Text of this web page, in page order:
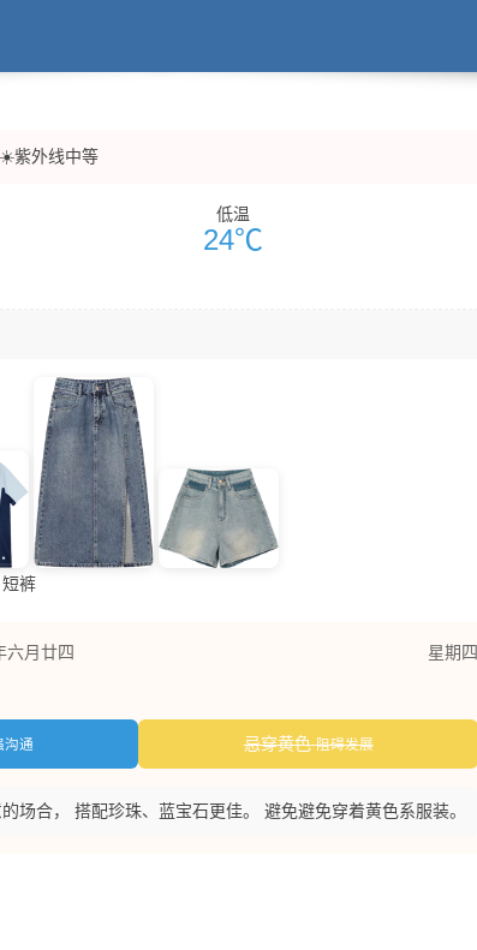
紫外线中等
低温
24℃
裤
六月廿四 星期四
沟通 忌穿黄色 阻碍发展
场合， 搭配珍珠、蓝宝石更佳。 避免避免穿着黄色系服装。